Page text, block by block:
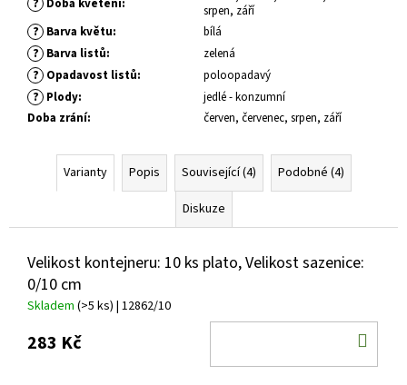
srpen, září
? Barva květu: bílá
? Barva listů: zelená
? Opadavost listů: poloopadavý
? Plody:
jedlé - konzumní
Doba zrání: červen, červenec, srpen, září
Varianty Popis Související (4)
Podobné (4)
Diskuze
Velikost kontejneru: 10 ks plato, Velikost sazenice:
0/10 cm
Skladem (>5 ks) | 12862/10
283 Kč
PHLOX
PANICULATA
YOUNIQUE
BICOLOR
PLAMENKA
LATNATÁ